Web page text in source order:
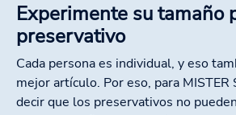
Experimente su tamaño
preservativo
Cada persona es individual, y eso
mejor artículo. Por eso, para MISTER
decir que los preservativos no